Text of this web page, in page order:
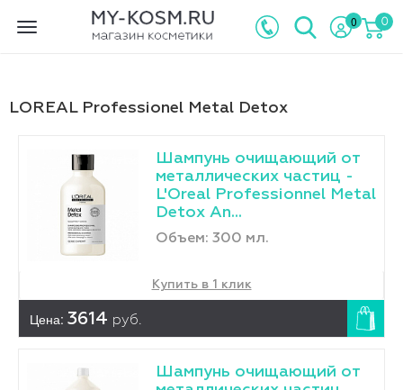
Toggle
0 0
LОREAL Professionel Metal Detox
Шампунь очищающий от
металлических частиц -
L'Оreal Professionnel Metal
Detox An...
Объем: 300 мл.
Купить в 1 клик
Цена: 3614 руб.
Шампунь очищающий от